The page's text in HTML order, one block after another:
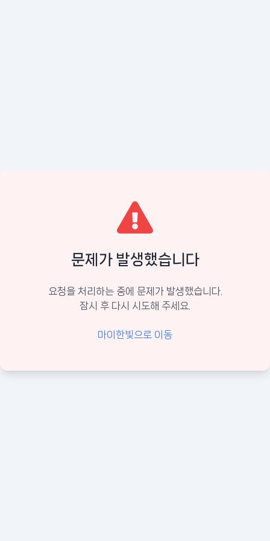
문제가 발생했습니다
요청을 처리하는 중에 문제가 발생했습니다.
잠시 후 다시 시도해 주세요.
마이한빛으로 이동